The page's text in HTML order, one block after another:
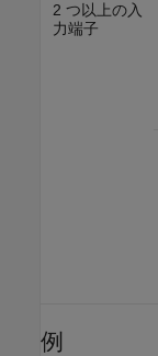
2 つ以上の入
力端子
例